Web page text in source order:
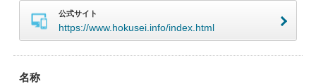
公式サイト
https://www.hokusei.info/index.html
名称